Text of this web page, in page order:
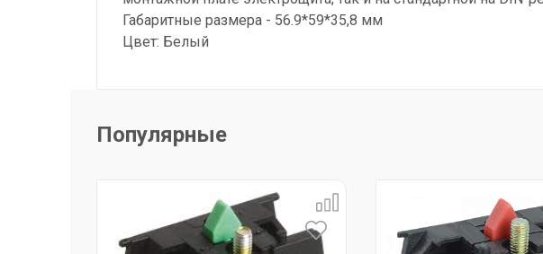
Габаритные размера - 56.9*59*35,8 мм
Цвет: Белый
Популярные